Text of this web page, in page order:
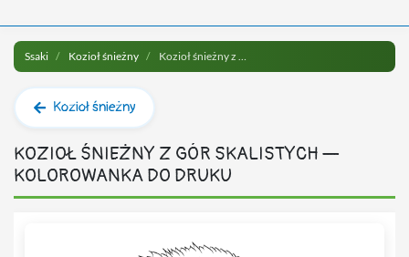
Ssaki Kozioł śnieżny Kozioł śnieżny z gór skalistych do druku
Kozioł śnieżny
KOZIOŁ ŚNIEŻNY Z GÓR SKALISTYCH —
KOLOROWANKA DO DRUKU